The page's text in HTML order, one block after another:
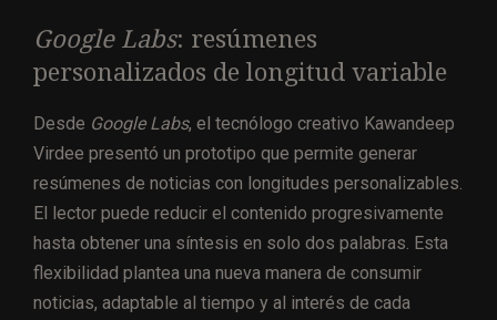
Google Labs: resúmenes
personalizados de longitud variable
Desde Google Labs, el tecnólogo creativo Kawandeep
Virdee presentó un prototipo que permite generar
resúmenes de noticias con longitudes personalizables.
El lector puede reducir el contenido progresivamente
hasta obtener una síntesis en solo dos palabras. Esta
flexibilidad plantea una nueva manera de consumir
noticias, adaptable al tiempo y al interés de cada